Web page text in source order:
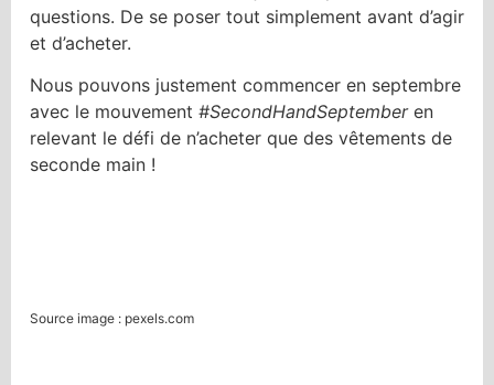
questions. De se poser tout simplement avant d’agir
et d’acheter.
Nous pouvons justement commencer en septembre
avec le mouvement #SecondHandSeptemberen
relevant le défi de n’acheter que des vêtements de
seconde main !
Source image : pexels.com